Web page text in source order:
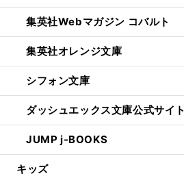
集英社Webマガジン コバルト
集英社オレンジ文庫
シフォン文庫
ダッシュエックス文庫公式サイト
JUMP j-BOOKS
キッズ